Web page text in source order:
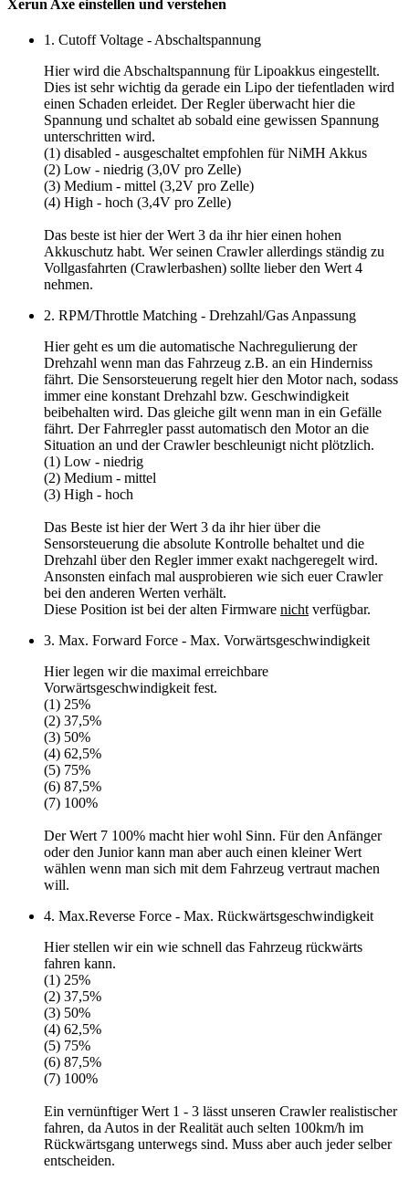
Xerun Axe einstellen und verstehen
1. Cutoff Voltage - Abschaltspannung
Hier wird die Abschaltspannung für Lipoakkus eingestellt.
Dies ist sehr wichtig da gerade ein Lipo der tiefentladen wird
einen Schaden erleidet. Der Regler überwacht hier die
Spannung und schaltet ab sobald eine gewissen Spannung
unterschritten wird.
(1) disabled - ausgeschaltet empfohlen für NiMH Akkus
(2) Low - niedrig (3,0V pro Zelle)
(3) Medium - mittel (3,2V pro Zelle)
(4) High - hoch (3,4V pro Zelle)
Das beste ist hier derWert 3 da ihr hier einen hohen
Akkuschutz habt. Wer seinen Crawler allerdings ständig zu
Vollgasfahrten (Crawlerbashen) sollte lieber den Wert 4
nehmen.
2. RPM/Throttle Matching - Drehzahl/Gas Anpassung
Hier geht es um die automatische Nachregulierung der
Drehzahl wenn man das Fahrzeug z.B. an ein Hinderniss
fährt. Die Sensorsteuerung regelt hier den Motor nach, sodass
immer eine konstant Drehzahl bzw. Geschwindigkeit
beibehalten wird. Das gleiche gilt wenn man in ein Gefälle
fährt. Der Fahrregler passt automatisch den Motor an die
Situation an und der Crawler beschleunigt nicht plötzlich.
(1) Low - niedrig
(2) Medium - mittel
(3) High - hoch
Das Beste ist hier derWert 3 da ihr hier über die
Sensorsteuerung die absolute Kontrolle behaltet und die
Drehzahl über den Regler immer exakt nachgeregelt wird.
Ansonsten einfach mal ausprobieren wie sich euer Crawler
bei den anderen Werten verhält.
Diese Position ist bei der alten Firmware nicht verfügbar.
3. Max. Forward Force - Max. Vorwärtsgeschwindigkeit
Hier legen wir die maximal erreichbare
Vorwärtsgeschwindigkeit fest.
(1) 25%
(2) 37,5%
(3) 50%
(4) 62,5%
(5) 75%
(6) 87,5%
(7) 100%
DerWert 7 100% macht hier wohl Sinn. Für den Anfänger
oder den Junior kann man aber auch einen kleiner Wert
wählen wenn man sich mit dem Fahrzeug vertraut machen
will.
4. Max.Reverse Force - Max. Rückwärtsgeschwindigkeit
Hier stellen wir ein wie schnell das Fahrzeug rückwärts
fahren kann.
(1) 25%
(2) 37,5%
(3) 50%
(4) 62,5%
(5) 75%
(6) 87,5%
(7) 100%
Ein vernünftigerWert 1 - 3 lässt unseren Crawler realistischer
fahren, da Autos in der Realität auch selten 100km/h im
Rückwärtsgang unterwegs sind. Muss aber auch jeder selber
entscheiden.